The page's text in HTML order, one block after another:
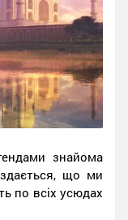
знайома
що ми
по всіх усюдах